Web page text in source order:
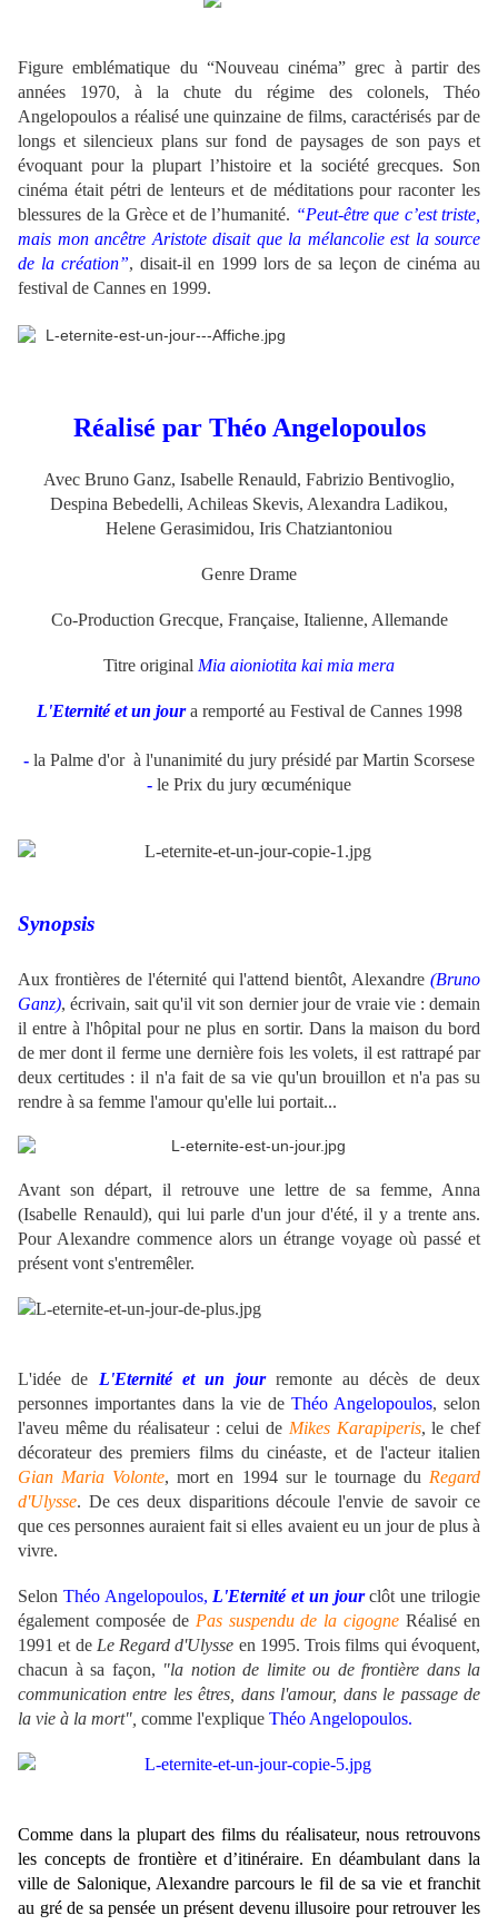
Figure emblématique du “Nouveau cinéma” grec à partir des
années 1970, à la chute du régime des colonels, Théo
Angelopoulos a réalisé une quinzaine de films, caractérisés par de
longs et silencieux plans sur fond de paysages de son pays et
évoquant pour la plupart l’histoire et la société grecques. Son
cinéma était pétri de lenteurs et de méditations pour raconter les
blessures de la Grèce et de l’humanité. “Peut-être que c’est triste,
mais mon ancêtre Aristote disait que la mélancolie est la source
de la création”, disait-il en 1999 lors de sa leçon de cinéma au
festival de Cannes en 1999.
Réalisé par Théo Angelopoulos
Avec Bruno Ganz, Isabelle Renauld, Fabrizio Bentivoglio,
Despina Bebedelli, Achileas Skevis, Alexandra Ladikou,
Helene Gerasimidou, Iris Chatziantoniou
Genre Drame
Co-Production Grecque, Française, Italienne, Allemande
Titre original Mia aioniotita kai mia mera
L'Eternité et un joura remporté au Festival de Cannes 1998
- la Palme d'or à l'unanimité du jury présidé par Martin Scorsese
- le Prix du jury œcuménique
Synopsis
Aux frontières de l'éternité qui l'attend bientôt, Alexandre (Bruno
Ganz), écrivain, sait qu'il vit son dernier jour de vraie vie : demain
il entre à l'hôpital pour ne plus en sortir. Dans la maison du bord
de mer dont il ferme une dernière fois les volets, il est rattrapé par
deux certitudes : il n'a fait de sa vie qu'un brouillon et n'a pas su
rendre à sa femme l'amour qu'elle lui portait...
Avant son départ, il retrouve une lettre de sa femme, Anna
(Isabelle Renauld), qui lui parle d'un jour d'été, il y a trente ans.
Pour Alexandre commence alors un étrange voyage où passé et
présent vont s'entremêler.
L'idée de L'Eternité et un jourremonte au décès de deux
personnes importantes dans la vie de Théo Angelopoulos, selon
l'aveu même du réalisateur : celui de Mikes Karapiperis, le chef
décorateur des premiers films du cinéaste, et de l'acteur italien
Gian Maria Volonte, mort en 1994 sur le tournage du Regard
d'Ulysse. De ces deux disparitions découle l'envie de savoir ce
que ces personnes auraient fait si elles avaient eu un jour de plus à
vivre.
Selon Théo Angelopoulos, L'Eternité et un jourclôt une trilogie
également composée de Pas suspendu de la cigogne Réalisé en
1991 et de Le Regard d'Ulysse en 1995. Trois films qui évoquent,
chacun à sa façon, "la notion de limite ou de frontière dans la
communication entre les êtres, dans l'amour, dans le passage de
la vie à la mort", comme l'explique Théo Angelopoulos.
Comme dans la plupart des films du réalisateur, nous retrouvons
les concepts de frontière et d’itinéraire. En déambulant dans la
ville de Salonique, Alexandre parcours le fil de sa vie et franchit
au gré de sa pensée un présent devenu illusoire pour retrouver les